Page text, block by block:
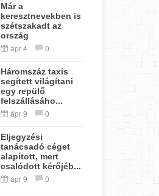
Már a
keresztnevekben is
szétszakadt az
ország
ápr 4 0
Háromszáz taxis
segített világítani
egy repülő
felszállásáho...
ápr 9 0
Eljegyzési
tanácsadó céget
alapított, mert
csalódott kérőjéb...
ápr 9 0